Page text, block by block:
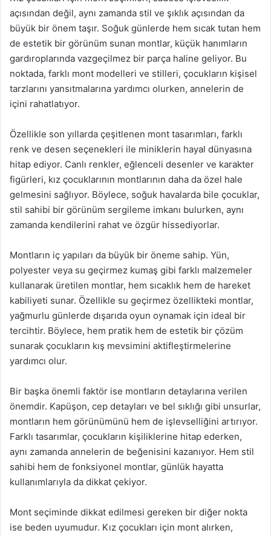
açısından değil, aynı zamanda stil ve şıklık açısından da
büyük bir önem taşır. Soğuk günlerde hem sıcak tutan hem
de estetik bir görünüm sunan montlar, küçük hanımların
gardıroplarında vazgeçilmez bir parça haline geliyor. Bu
noktada, farklı mont modelleri ve stilleri, çocukların kişisel
tarzlarını yansıtmalarına yardımcı olurken, annelerin de
içini rahatlatıyor.
Özellikle son yıllarda çeşitlenen mont tasarımları, farklı
renk ve desen seçenekleri ile miniklerin hayal dünyasına
hitap ediyor. Canlı renkler, eğlenceli desenler ve karakter
figürleri, kız çocuklarının montlarının daha da özel hale
gelmesini sağlıyor. Böylece, soğuk havalarda bile çocuklar,
stil sahibi bir görünüm sergileme imkanı bulurken, aynı
zamanda kendilerini rahat ve özgür hissediyorlar.
Montların iç yapıları da büyük bir öneme sahip. Yün,
polyester veya su geçirmez kumaş gibi farklı malzemeler
kullanarak üretilen montlar, hem sıcaklık hem de hareket
kabiliyeti sunar. Özellikle su geçirmez özellikteki montlar,
yağmurlu günlerde dışarıda oyun oynamak için ideal bir
tercihtir. Böylece, hem pratik hem de estetik bir çözüm
sunarak çocukların kış mevsimini aktifleştirmelerine
yardımcı olur.
Bir başka önemli faktör ise montların detaylarına verilen
önemdir. Kapüşon, cep detayları ve bel sıklığı gibi unsurlar,
montların hem görünümünü hem de işlevselliğini artırıyor.
Farklı tasarımlar, çocukların kişiliklerine hitap ederken,
aynı zamanda annelerin de beğenisini kazanıyor. Hem stil
sahibi hem de fonksiyonel montlar, günlük hayatta
kullanımlarıyla da dikkat çekiyor.
Mont seçiminde dikkat edilmesi gereken bir diğer nokta
ise beden uyumudur. Kız çocukları için mont alırken,